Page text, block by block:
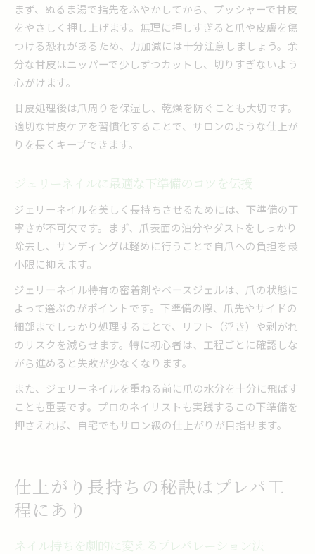
まず、ぬるま湯で指先をふやかしてから、プッシャーで甘皮
をやさしく押し上げます。無理に押しすぎると爪や皮膚を傷
つける恐れがあるため、力加減には十分注意しましょう。余
分な甘皮はニッパーで少しずつカットし、切りすぎないよう
心がけます。
甘皮処理後は爪周りを保湿し、乾燥を防ぐことも大切です。
適切な甘皮ケアを習慣化することで、サロンのような仕上が
りを長くキープできます。
ジェリーネイルに最適な下準備のコツを伝授
ジェリーネイルを美しく長持ちさせるためには、下準備の丁
寧さが不可欠です。まず、爪表面の油分やダストをしっかり
除去し、サンディングは軽めに行うことで自爪への負担を最
小限に抑えます。
ジェリーネイル特有の密着剤やベースジェルは、爪の状態に
よって選ぶのがポイントです。下準備の際、爪先やサイドの
細部までしっかり処理することで、リフト（浮き）や剥がれ
のリスクを減らせます。特に初心者は、工程ごとに確認しな
がら進めると失敗が少なくなります。
また、ジェリーネイルを重ねる前に爪の水分を十分に飛ばす
ことも重要です。プロのネイリストも実践するこの下準備を
押さえれば、自宅でもサロン級の仕上がりが目指せます。
仕上がり長持ちの秘訣はプレパ工
程にあり
ネイル持ちを劇的に変えるプレパレーション法